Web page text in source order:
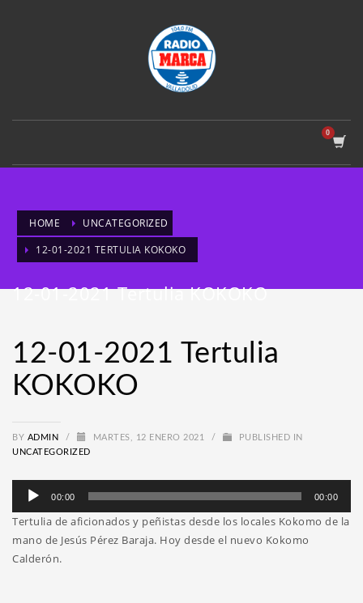
HOME
UNCATEGORIZED
12-01-2021 TERTULIA KOKOKO
12-01-2021 Tertulia KOKOKO
12-01-2021 Tertulia
KOKOKO
BY ADMIN / MARTES, 12 ENERO 2021 /
PUBLISHED IN
UNCATEGORIZED
Reproductor
audio
00:00 00:00
Tertulia de aficionados y peñistas desde los locales Kokomo de la
mano de Jesús Pérez Baraja. Hoy desde el nuevo Kokomo
Calderón.